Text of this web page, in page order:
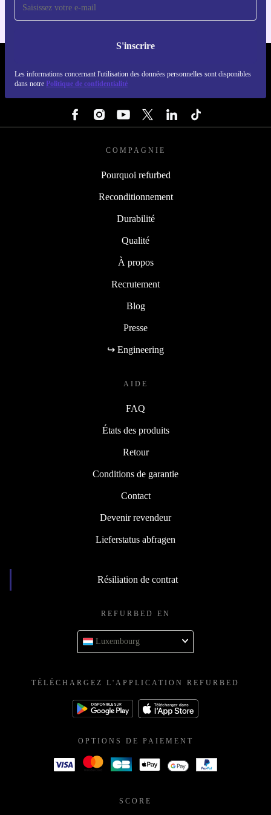
S'inscrire
Les informations concernant l'utilisation des données personnelles sont disponibles
dans notre Politique de confidentialité
COMPAGNIE
Pourquoi refurbed
Reconditionnement
Durabilité
Qualité
À propos
Recrutement
Blog
Presse
↪ Engineering
AIDE
FAQ
États des produits
Retour
Conditions de garantie
Contact
Devenir revendeur
Lieferstatus abfragen
Résiliation de contrat
REFURBED EN
Luxembourg
TÉLÉCHARGEZ L'APPLICATION REFURBED
OPTIONS DE PAIEMENT
SCORE